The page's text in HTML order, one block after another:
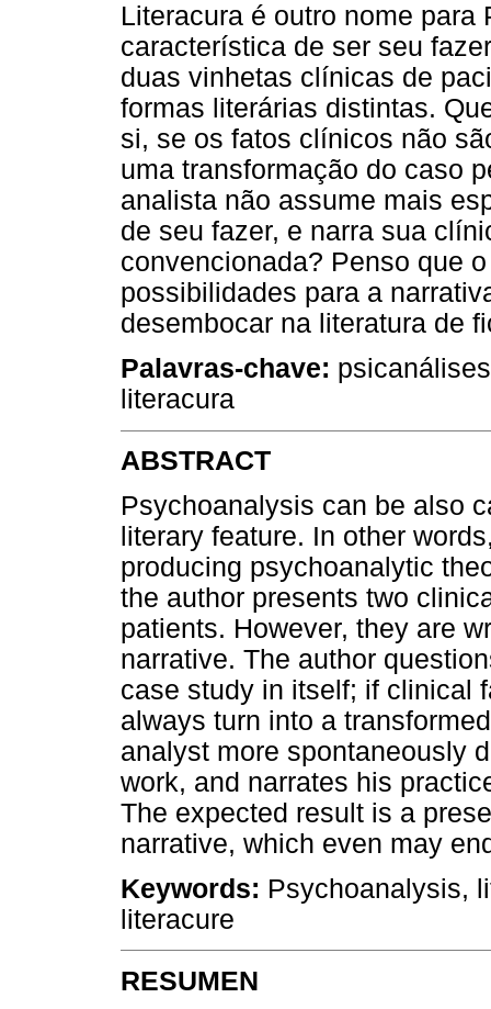
Literacura é outro nome
característica de ser seu
duas vinhetas clínicas de
formas literárias distintas.
si, se os fatos clínicos não
uma transformação do caso
analista não assume mais
de seu fazer, e narra sua
convencionada? Penso que
possibilidades para a
desembocar na literatura de
Palavras-chave:
literacura
ABSTRACT
Psychoanalysis can be also
literary feature. In other
producing psychoanalytic
the author presents two
patients. However, they are
narrative. The author
case study in itself; if clinical
always turn into a
analyst more spontaneously
work, and narrates his
The expected result is a
narrative, which even may
Keywords: Psychoanalysis,
literacure
RESUMEN